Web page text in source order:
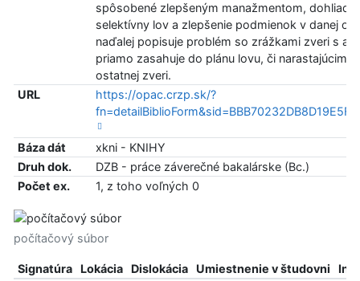
spôsobené zlepšeným manažmentom,
selektívny lov a zlepšenie podmienok v danej
naďalej popisuje problém so zrážkami zveri s
priamo zasahuje do plánu lovu, či narastajúcimi
ostatnej zveri.
URL
https://opac.crzp.sk/?
Báza dát
xkni - KNIHY
Druh dok.
DZB - práce záverečné bakalárske (Bc.)
Počet ex.
1, z toho voľných 0
počítačový súbor
Signatúra Lokácia Dislokácia Umiestnenie v študovni
Info